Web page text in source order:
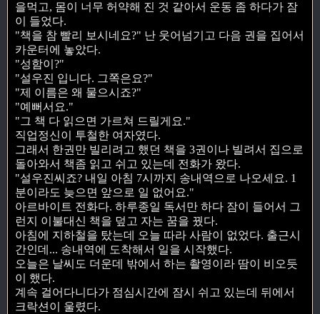
을먹고, 몸이 너무 허약해 진 것 같아서 운동 좀 하다가 잠
이 들었다.
"책을 참 빨리 보시네요?" 난 웃어넘기고 다음 권을 집어서
카운터에 놓았다.
"성함이?"
"설우진 입니다. 그쪽은요?"
"제 이름은 왜 물으시죠?"
"예뻐서요."
"그 책 다 읽으면 가르쳐 드릴게요."
직업정신이 투철한 여자였다.
그래서 한권만 빌리려고 했던 책을 3권이나 빌려서 집으로
돌아와서 책좀 읽고 쉬고 있는데 전화가 왔다.
"설우진씨죠? 내일 아침 7시까지 송내역으로 나오세요. 1
분이라도 늦으면 앞으로 일 없어요."
아르바이트 전화다. 하루종일 독서만 하다 잠이 들어서 그
런지 이불대신 책을 덮고 자는 꿈을 꿨다.
아침에 지하철을 탔는데 오늘 따라 사람이 없었다. 출근시
간인데... 송내역에 도착해서 일을 시작했다.
오늘은 날씨도 더운데 밖에서 하는 촬영이라 땀이 비오듯
이 했다.
계속 걸어다니다가 점심시간에 잠시 쉬고 있는데 뒤에서
크락션이 울렸다.